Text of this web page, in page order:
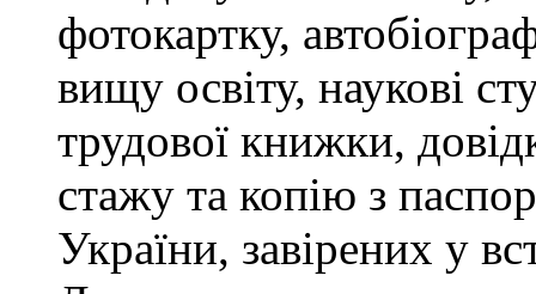
фотокартку,
вищу освіту, наукові
трудової книжки,
стажу та копію з
України, завірених у